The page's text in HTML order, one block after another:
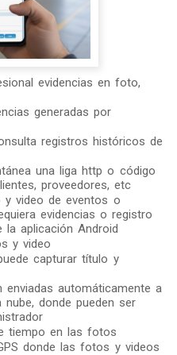
evidencias en foto,
generadas por
registros históricos de
una liga http o código
proveedores, etc
y video de eventos o
evidencias o registro
aplicación Android
y video
capturar título y
enviadas automáticamente a
donde pueden ser
tiempo en las fotos
donde las fotos y videos